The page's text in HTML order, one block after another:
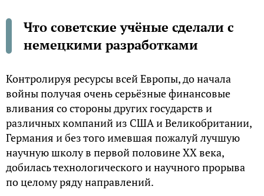
Что советские учёные сделали с
немецкими разработками
Контролируя ресурсы всей Европы, до начала
войны получая очень серьёзные финансовые
вливания со стороны других государств и
различных компаний из США и Великобритании,
Германия и без того имевшая пожалуй лучшую
научную школу в первой половине XX века,
добилась технологического и научного прорыва
по целому ряду направлений.